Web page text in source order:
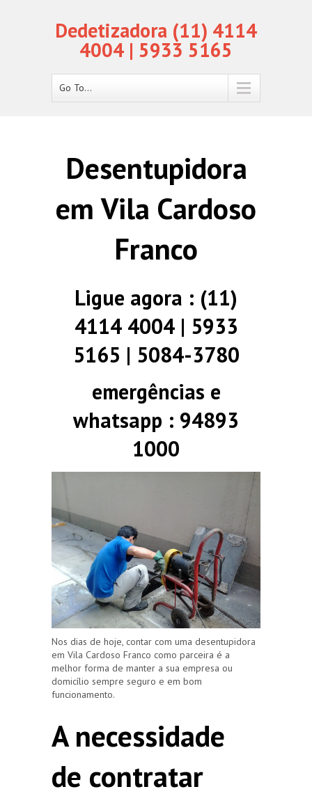
Dedetizadora (11) 4114
4004 | 5933 5165
Go To...
Desentupidora
em Vila Cardoso
Franco
Ligue agora : (11)
4114 4004 | 5933
5165 | 5084-3780
emergências e
whatsapp : 94893
1000
Nos dias de hoje, contar com uma desentupidora
em Vila Cardoso Franco como parceira é a
melhor forma de manter a sua empresa ou
domicílio sempre seguro e em bom
funcionamento.
A necessidade
de contratar